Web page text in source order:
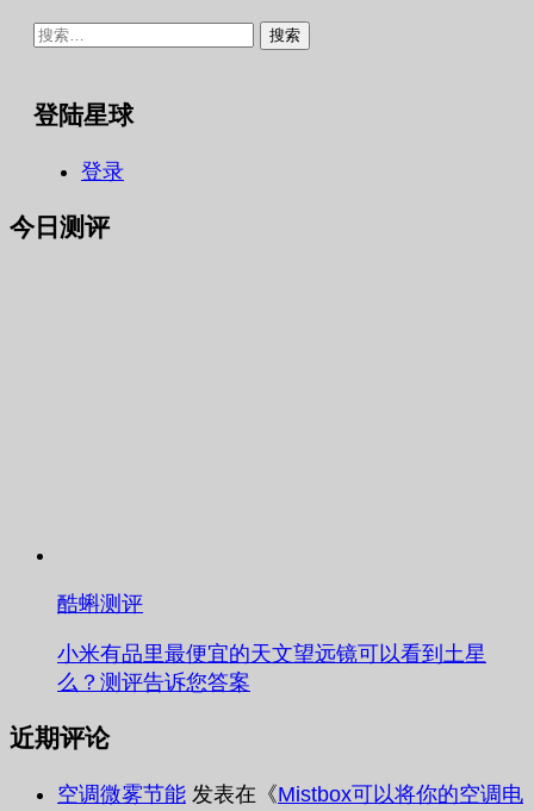
搜
登陆星球
登录
今日测评
酷蝌测评
小米有品里最便宜的天文望远镜可以看到土星
么？测评告诉您答案
近期评论
空调微雾节能 发表在《Mistbox可以将你的空调电